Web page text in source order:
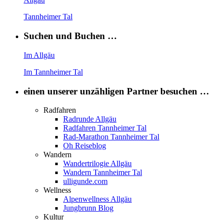
Tannheimer Tal
Suchen und Buchen …
Im Allgäu
Im Tannheimer Tal
einen unserer unzähligen Partner besuchen …
Radfahren
Radrunde Allgäu
Radfahren Tannheimer Tal
Rad-Marathon Tannheimer Tal
Oh Reiseblog
Wandern
Wandertrilogie Allgäu
Wandern Tannheimer Tal
ulligunde.com
Wellness
Alpenwellness Allgäu
Jungbrunn Blog
Kultur